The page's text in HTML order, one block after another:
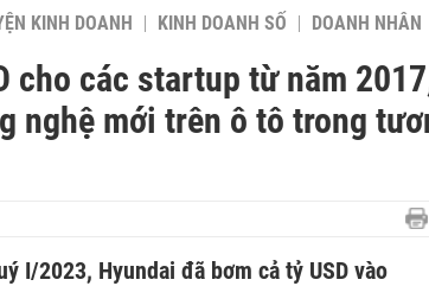
KINH DOANH KINH DOANH SỐ DOANH NHÂN
cho các startup từ năm
nghệ mới trên ô tô trong
I/2023, Hyundai đã bơm cả tỷ USD vào